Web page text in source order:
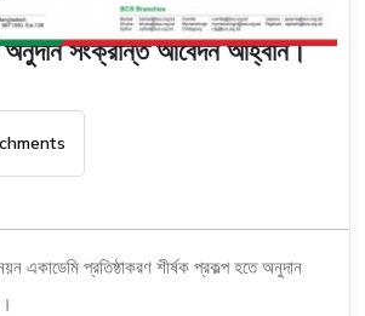
উন্নয়ন একাডেমি প্রতিষ্ঠাকরণ
অনুদান সংক্রান্ত আবেদন আহ্বান।
একাডেমি প্রতিষ্ঠাকরণ শীর্ষক প্রকল্প হতে অনুদান